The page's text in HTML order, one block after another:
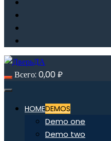
Всего: 0,00₽
HOMEDEMOS
Demo one
Demo two